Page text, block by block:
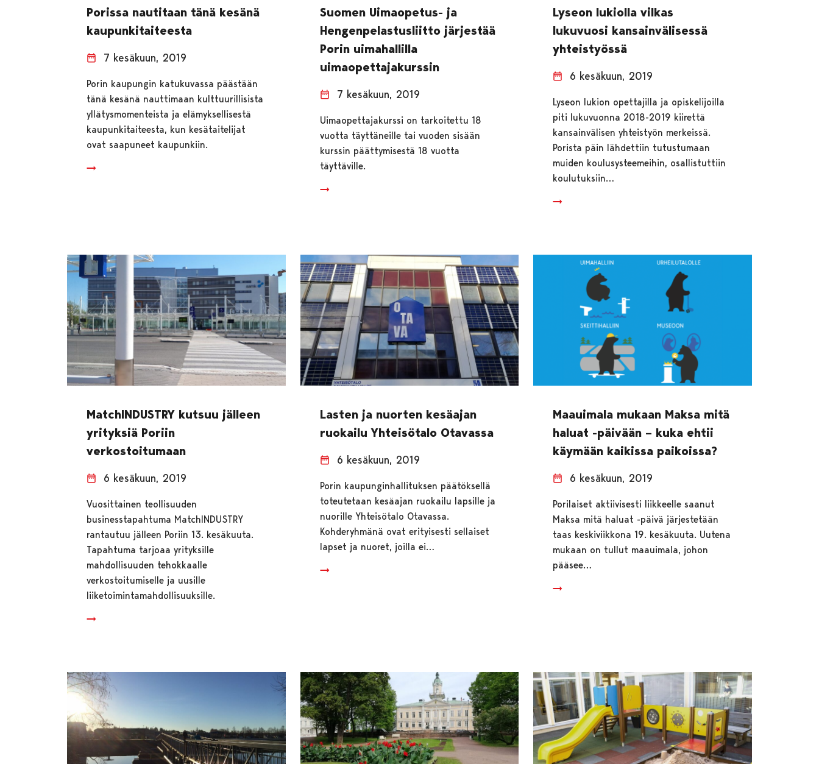
Porissa nautitaan tänä kesänä
kaupunkitaiteesta
7 kesäkuun, 2019
Porin kaupungin katukuvassa päästään
tänä kesänä nauttimaan kulttuurillisista
yllätysmomenteista ja elämyksellisestä
kaupunkitaiteesta, kun kesätaitelijat
ovat saapuneet kaupunkiin.
Suomen Uimaopetus- ja
Hengenpelastusliitto järjestää
Porin uimahallilla
uimaopettajakurssin
7 kesäkuun, 2019
Uimaopettajakurssi on tarkoitettu 18
vuotta täyttäneille tai vuoden sisään
kurssin päättymisestä 18 vuotta
täyttäville.
Lyseon lukiolla vilkas
lukuvuosi kansainvälisessä
yhteistyössä
6 kesäkuun, 2019
Lyseon lukion opettajilla ja opiskelijoilla
piti lukuvuonna 2018-2019 kiirettä
kansainvälisen yhteistyön merkeissä.
Porista päin lähdettiin tutustumaan
muiden koulusysteemeihin, osallistuttiin
koulutuksiin…
MatchINDUSTRY kutsuu jälleen
yrityksiä Poriin
verkostoitumaan
6 kesäkuun, 2019
Vuosittainen teollisuuden
businesstapahtuma MatchINDUSTRY
rantautuu jälleen Poriin 13. kesäkuuta.
Tapahtuma tarjoaa yrityksille
mahdollisuuden tehokkaalle
verkostoitumiselle ja uusille
liiketoimintamahdollisuuksille.
Lasten ja nuorten kesäajan
ruokailu Yhteisötalo Otavassa
6 kesäkuun, 2019
Porin kaupunginhallituksen päätöksellä
toteutetaan kesäajan ruokailu lapsille ja
nuorille Yhteisötalo Otavassa.
Kohderyhmänä ovat erityisesti sellaiset
lapset ja nuoret, joilla ei…
Maauimala mukaan Maksa mitä
haluat -päivään – kuka ehtii
käymään kaikissa paikoissa?
6 kesäkuun, 2019
Porilaiset aktiivisesti liikkeelle saanut
Maksa mitä haluat -päivä järjestetään
taas keskiviikkona 19. kesäkuuta. Uutena
mukaan on tullut maauimala, johon
pääsee…